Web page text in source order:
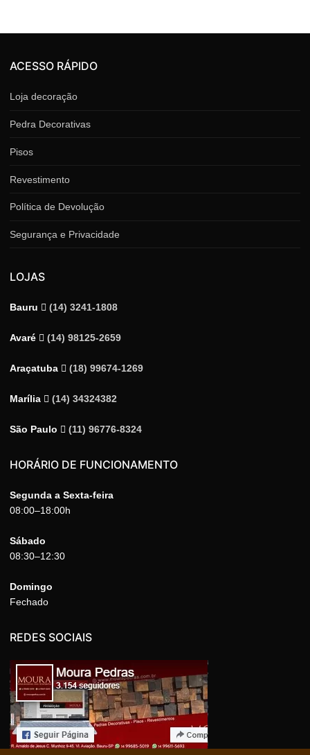
ACESSO RÁPIDO
Loja decoração
Pedra Decorativas
Pisos
Revestimento
Política de Devolução
Segurança e Privacidade
LOJAS
Bauru (14) 3241-1808
Avaré (14) 98125-2659
Araçatuba (18) 99674-1269
Marília (14) 34324382
São Paulo (11) 96776-8324
HORÁRIO DE FUNCIONAMENTO
Segunda a Sexta-feira
08:00–18:00h
Sábado
08:30–12:30
Domingo
Fechado
REDES SOCIAIS